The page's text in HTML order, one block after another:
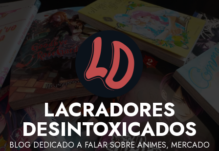
LACRADORES
DESINTOXICADOS
BLOG DEDICADO A FALAR SOBRE ANIMES, MERCADO